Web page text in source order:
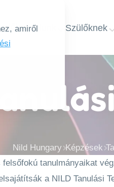
amirőlRólunk Szülőknek
Nild Hungary Képzések
tanulmányaikat
a NILD Tanulási